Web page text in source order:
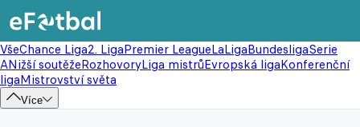
VšeChance Liga2. LigaPremier LeagueLaLigaBundesligaSerie
ANižší soutěžeRozhovoryLiga mistrůEvropská ligaKonferenční
ligaMistrovství světa
Více